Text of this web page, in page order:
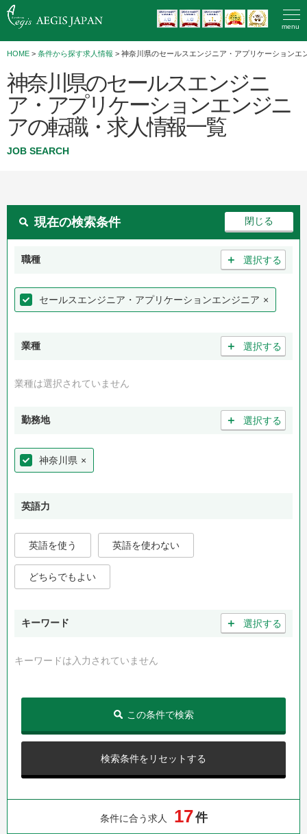
menu
HOME > 条件から探す求人情報 > 神奈川県のセールスエンジニア・アプリケーションエ
神奈川県のセールスエンジニ
ア・アプリケーションエンジニ
アの転職・求人情報一覧
JOB SEARCH
現在の検索条件
職種 ＋ 選択する
セールスエンジニア・アプリケーションエンジニア ×
業種 ＋ 選択する
業種は選択されていません
勤務地 ＋ 選択する
神奈川県 ×
英語力
英語を使う 英語を使わない
どちらでもよい
キーワード ＋ 選択する
キーワードは入力されていません
検索条件をリセットする
この条件で検索
条件に合う求人 17件